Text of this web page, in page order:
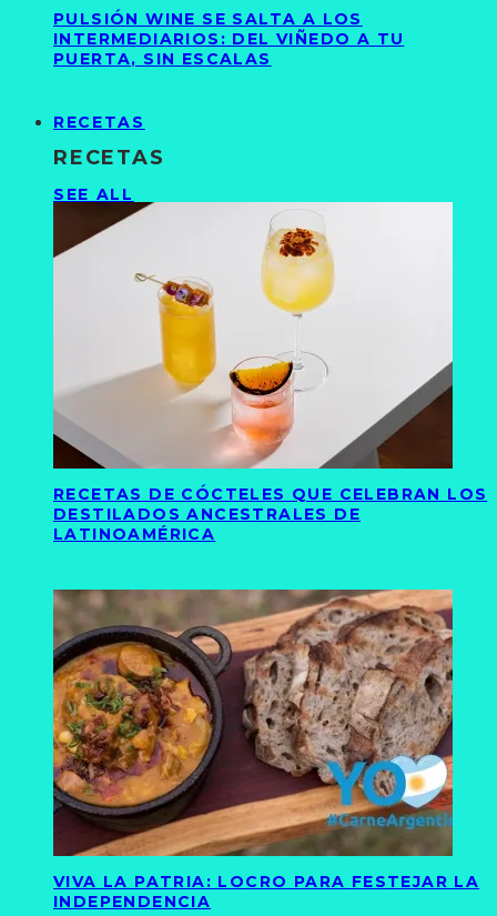
PULSIÓN WINE SE SALTA A LOS
INTERMEDIARIOS: DEL VIÑEDO A TU
PUERTA, SIN ESCALAS
RECETAS
RECETAS
SEE ALL
RECETAS DE CÓCTELES QUE CELEBRAN LOS
DESTILADOS ANCESTRALES DE
LATINOAMÉRICA
VIVA LA PATRIA: LOCRO PARA FESTEJAR LA
INDEPENDENCIA